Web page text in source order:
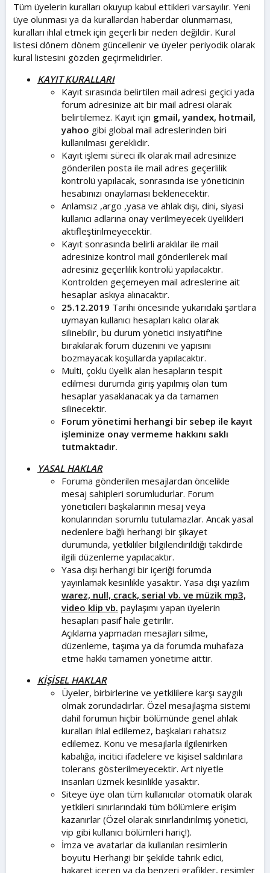
Tüm üyelerin kuralları okuyup kabul ettikleri varsayılır. Yeni
üye olunması ya da kurallardan haberdar olunmaması,
kuralları ihlal etmek için geçerli bir neden değildir. Kural
listesi dönem dönem güncellenir ve üyeler periyodik olarak
kural listesini gözden geçirmelidirler.
KAYIT KURALLARI
Kayıt sırasında belirtilen mail adresi geçici yada
forum adresinize ait bir mail adresi olarak
belirtilemez. Kayıt için gmail, yandex, hotmail,
yahoo gibi global mail adreslerinden biri
kullanılması gereklidir.
Kayıt işlemi süreci ilk olarak mail adresinize
gönderilen posta ile mail adres geçerlilik
kontrolü yapılacak, sonrasında ise yöneticinin
hesabınızı onaylaması beklenecektir.
Anlamsız ,argo ,yasa ve ahlak dışı, dini, siyasi
kullanıcı adlarına onay verilmeyecek üyelikleri
aktifleştirilmeyecektir.
Kayıt sonrasında belirli araklılar ile mail
adresinize kontrol mail gönderilerek mail
adresiniz geçerlilik kontrolü yapılacaktır.
Kontrolden geçemeyen mail adreslerine ait
hesaplar askıya alınacaktır.
25.12.2019 Tarihi öncesinde yukarıdaki şartlara
uymayan kullanıcı hesapları kalıcı olarak
silinebilir, bu durum yönetici insiyatif'ine
bırakılarak forum düzenini ve yapısını
bozmayacak koşullarda yapılacaktır.
Multi, çoklu üyelik alan hesapların tespit
edilmesi durumda giriş yapılmış olan tüm
hesaplar yasaklanacak ya da tamamen
silinecektir.
Forum yönetimi herhangi bir sebep ile kayıt
işleminize onay vermeme hakkını saklı
tutmaktadır.
YASAL HAKLAR
Foruma gönderilen mesajlardan öncelikle
mesaj sahipleri sorumludurlar. Forum
yöneticileri başkalarının mesaj veya
konularından sorumlu tutulamazlar. Ancak yasal
nedenlere bağlı herhangi bir şikayet
durumunda, yetkililer bilgilendirildiği takdirde
ilgili düzenleme yapılacaktır.
Yasa dışı herhangi bir içeriği forumda
yayınlamak kesinlikle yasaktır. Yasa dışı yazılım
warez, null, crack, serial vb. ve müzik mp3,
video klip vb. paylaşımı yapan üyelerin
hesapları pasif hale getirilir.
Açıklama yapmadan mesajları silme,
düzenleme, taşıma ya da forumda muhafaza
etme hakkı tamamen yönetime aittir.
KİŞİSEL HAKLAR
Üyeler, birbirlerine ve yetkililere karşı saygılı
olmak zorundadırlar. Özel mesajlaşma sistemi
dahil forumun hiçbir bölümünde genel ahlak
kuralları ihlal edilemez, başkaları rahatsız
edilemez. Konu ve mesajlarla ilgilenirken
kabalığa, incitici ifadelere ve kişisel saldırılara
tolerans gösterilmeyecektir. Art niyetle
insanları üzmek kesinlikle yasaktır.
Siteye üye olan tüm kullanıcılar otomatik olarak
yetkileri sınırlarındaki tüm bölümlere erişim
kazanırlar (Özel olarak sınırlandırılmış yönetici,
vip gibi kullanıcı bölümleri hariç!).
İmza ve avatarlar da kullanılan resimlerin
boyutu Herhangi bir şekilde tahrik edici,
hakaret içeren ya da benzeri grafikler, resimler